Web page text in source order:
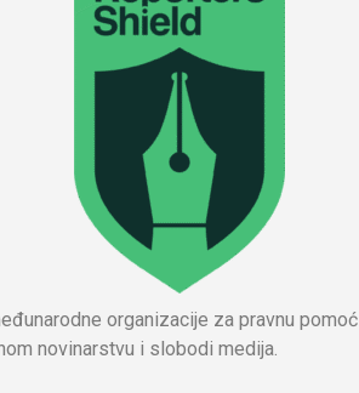
organizacije za pravnu pomoć
novinarstvu i slobodi medija.